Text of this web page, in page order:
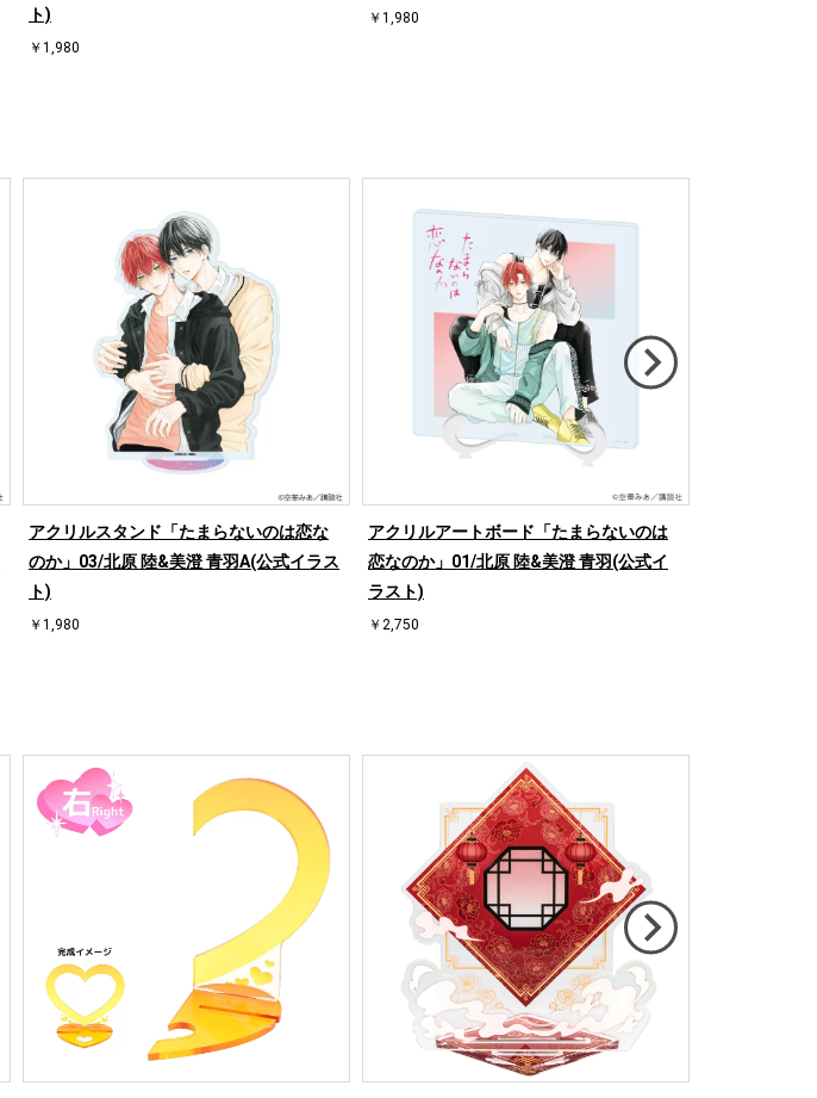
ト)
￥1,980
￥1,980
アクリルスタンド「たまらないのは恋な
のか」03/北原 陸&美澄 青羽A(公式イラス
ト)
￥1,980
アクリルアートボード「たまらないのは
恋なのか」01/北原 陸&美澄 青羽(公式イ
ラスト)
￥2,750